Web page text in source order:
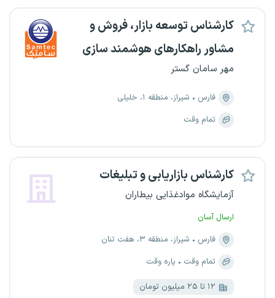
کارشناس توسعه بازار، فروش و
مشاور راهکارهای هوشمند سازی
مهر سامان گستر
فارس
شیراز، منطقه ۱، خلیلی
تمام وقت
کارشناس بازاریابی و تبلیغات
آزمایشگاه موادغذایی بیطاران
ارسال آسان
فارس
شیراز، منطقه ۳، هفت تنان
تمام وقت
پاره وقت
۱۲ تا ۲۵ میلیون تومان